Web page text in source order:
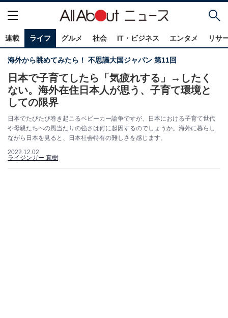
連載 ライフ グルメ 社会 IT・ビジネス エンタメ リサ
海外から眺めてみたら！ 不思議大国ジャパン 第11回
日本で子育てしたら「気疲れする」→したく
ない。海外在住日本人が思う、子育て環境と
しての限界
日本でたびたび巻き起こるベビーカー論争ですが、日本における子育て世代
や母親たちへの風当たりの強さは何に起因するのでしょうか。海外に暮らし
ながら日本を見ると、日本社会特有の難しさを感じます。
2022.12.02
ライジンガー 真樹